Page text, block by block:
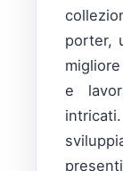
porter,
e